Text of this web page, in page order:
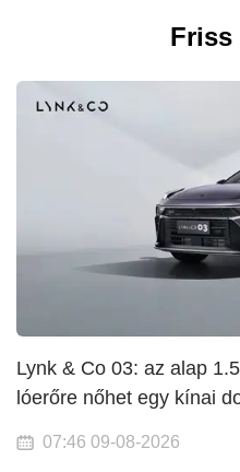
Friss
Lynk & Co 03: az alap
lóerőre nőhet egy kínai
07:46 09-08-2026